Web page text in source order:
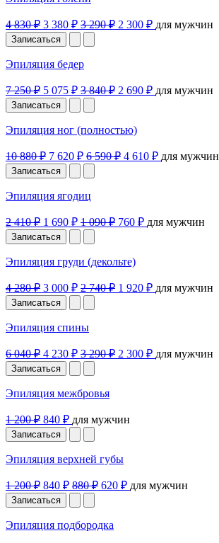
4 830 ₽ 3 380 ₽ 3 290 ₽ 2 300 ₽ для мужчин
Записаться
Эпиляция бедер
7 250 ₽ 5 075 ₽ 3 840 ₽ 2 690 ₽ для мужчин
Записаться
Эпиляция ног (полностью)
10 880 ₽ 7 620 ₽ 6 590 ₽ 4 610 ₽ для мужчин
Записаться
Эпиляция ягодиц
2 410 ₽ 1 690 ₽ 1 090 ₽ 760 ₽ для мужчин
Записаться
Эпиляция груди (декольте)
4 280 ₽ 3 000 ₽ 2 740 ₽ 1 920 ₽ для мужчин
Записаться
Эпиляция спины
6 040 ₽ 4 230 ₽ 3 290 ₽ 2 300 ₽ для мужчин
Записаться
Эпиляция межбровья
1 200 ₽ 840 ₽ для мужчин
Записаться
Эпиляция верхней губы
1 200 ₽ 840 ₽ 880 ₽ 620 ₽ для мужчин
Записаться
Эпиляция подбородка